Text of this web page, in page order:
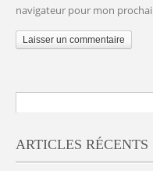
navigateur pour mon
ARTICLES RÉCENTS